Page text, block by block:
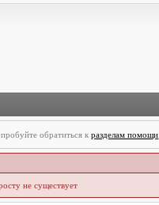
обратиться кразделам помощи
не существует